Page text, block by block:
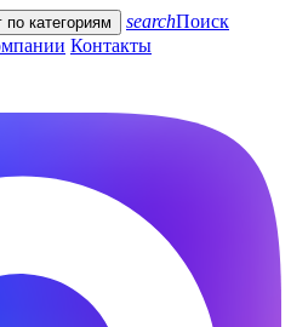
по категориям searchПоиск
Контакты